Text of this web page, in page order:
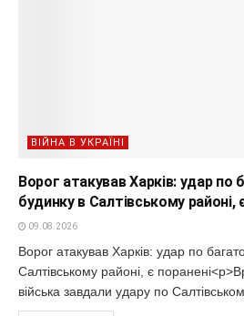
ВІЙНА В УКРАЇНІ
Ворог атакував Харків: удар по
будинку в Салтівському районі,
09.08.2026
Ворог атакував Харків: удар по
Салтівському районі, є
війська завдали удару по